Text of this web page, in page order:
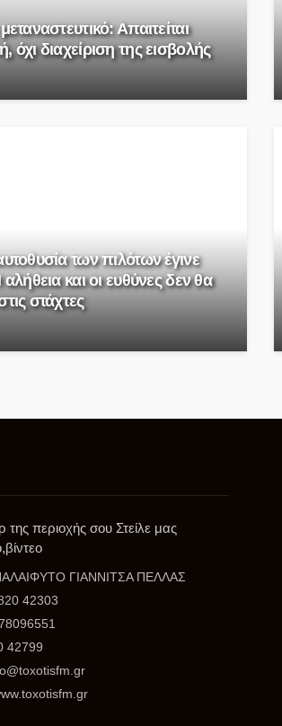
Απαιτείται
όχι διαχείριση της εισβολής
των πιλότων έγινε
και οι ευθύνες δεν θα
στάχτες
της περιοχής σου Στείλε μας
ΓΙΑΝΝΙΤΣΑ ΠΕΛΛΑΣ
42303
42799